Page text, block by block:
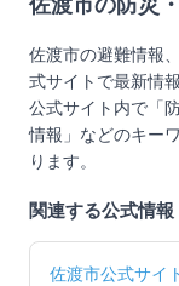
佐渡市の防災
佐渡市の避難情報
式サイトで最新情
公式サイト内で「
情報」などのキー
ります。
関連する公式情報
佐渡市公式サイ